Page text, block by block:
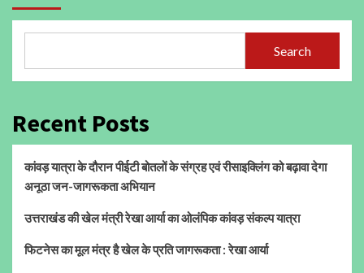
Search
Recent Posts
कांवड़ यात्रा के दौरान पीईटी बोतलों के संग्रह एवं रीसाइक्लिंग को बढ़ावा देगा
अनूठा जन-जागरूकता अभियान
उत्तराखंड की खेल मंत्री रेखा आर्या का ओलंपिक कांवड़ संकल्प यात्रा
फिटनेस का मूल मंत्र है खेल के प्रति जागरूकता : रेखा आर्या